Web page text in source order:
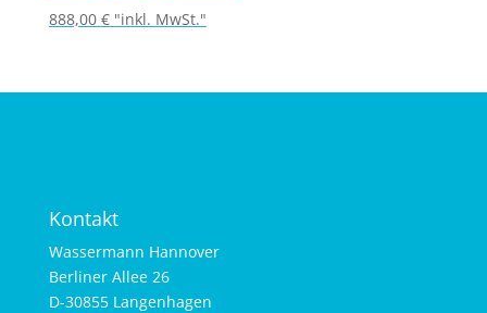
888,00 € "inkl. MwSt."
Kontakt
Wassermann Hannover
Berliner Allee 26
D-30855 Langenhagen